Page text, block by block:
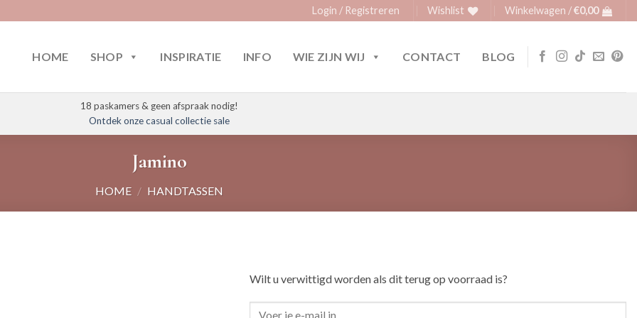
Login / Registreren Wishlist Winkelwagen /€0,00
HOME SHOP INSPIRATIE INFO WIE ZIJN WIJ CONTACT BLOG
18 paskamers & geen afspraak nodig!
Ontdek onze casual collectie sale
Jamino
HOME / HANDTASSEN
Wilt u verwittigd worden als dit terug op voorraad is?